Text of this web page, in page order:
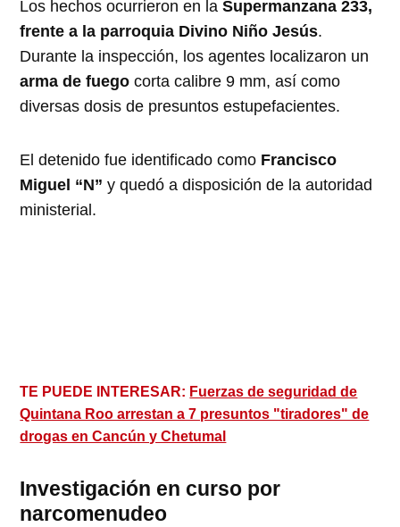
Los hechos ocurrieron en laSupermanzana 233,
frente a la parroquia Divino Niño Jesús.
Durante la inspección, los agentes localizaron un
arma de fuego corta calibre 9 mm, así como
diversas dosis de presuntos estupefacientes.
El detenido fue identificado como Francisco
Miguel “N” y quedó a disposición de la autoridad
ministerial.
TE PUEDE INTERESAR: Fuerzas de seguridad de
Quintana Roo arrestan a 7 presuntos "tiradores" de
drogas en Cancún y Chetumal
Investigación en curso por
narcomenudeo